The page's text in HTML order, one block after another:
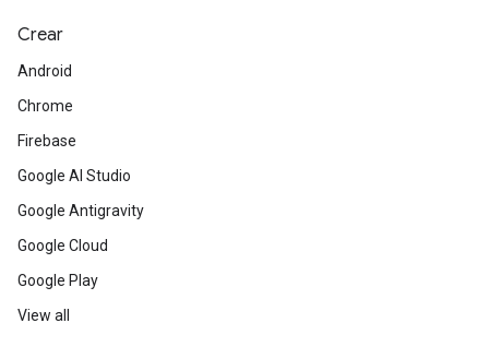
Crear
Android
Chrome
Firebase
Google AI Studio
Google Antigravity
Google Cloud
Google Play
View all